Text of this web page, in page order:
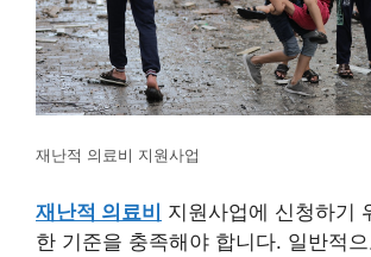
재난적 의료비 지원사업
재난적 의료비 지원사업에 신청하기
한 기준을 충족해야 합니다. 일반적